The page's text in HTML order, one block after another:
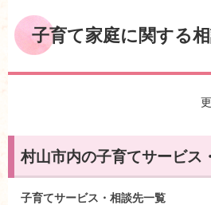
子育て家庭に関する
村山市内の子育てサービス
子育てサービス・相談先一覧